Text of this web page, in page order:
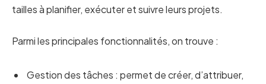
tailles à planifier, exécuter et suivre leurs projets.
Parmi les principales fonctionnalités, on trouve :
Gestion des tâches : permet de créer, d’attribuer,